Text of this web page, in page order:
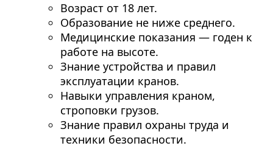
Возраст от 18 лет.
Образование не ниже среднего.
Медицинские показания — годен к
работе на высоте.
Знание устройства и правил
эксплуатации кранов.
Навыки управления краном,
строповки грузов.
Знание правил охраны труда и
техники безопасности.